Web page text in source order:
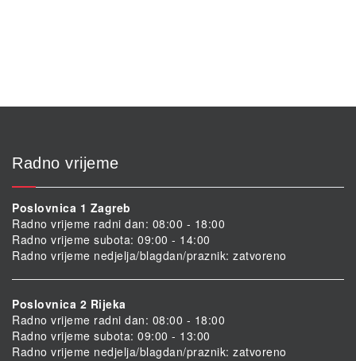
Radno vrijeme
Poslovnica 1 Zagreb
Radno vrijeme radni dan: 08:00 - 18:00
Radno vrijeme subota: 09:00 - 14:00
Radno vrijeme nedjelja/blagdan/praznik: zatvoreno
Poslovnica 2 Rijeka
Radno vrijeme radni dan: 08:00 - 18:00
Radno vrijeme subota: 09:00 - 13:00
Radno vrijeme nedjelja/blagdan/praznik: zatvoreno